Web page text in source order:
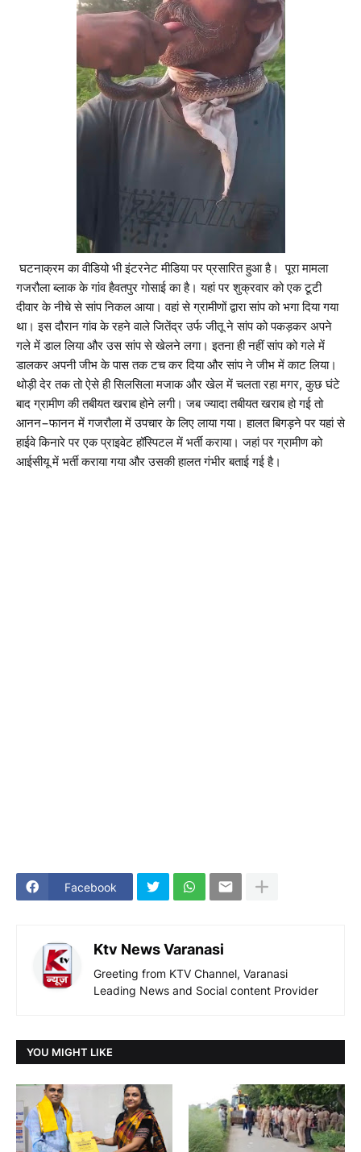
घटनाक्रम का वीडियो भी इंटरनेट मीडिया पर प्रसारित हुआ है। पूरा मामला
गजरौला ब्लाक के गांव हैवतपुर गोसाई का है। यहां पर शुक्रवार को एक टूटी
दीवार के नीचे से सांप निकल आया। वहां से ग्रामीणों द्वारा सांप को भगा दिया गया
था। इस दौरान गांव के रहने वाले जितेंद्र उर्फ जीतू ने सांप को पकड़कर अपने
गले में डाल लिया और उस सांप से खेलने लगा। इतना ही नहीं सांप को गले में
डालकर अपनी जीभ के पास तक टच कर दिया और सांप ने जीभ में काट लिया।
थोड़ी देर तक तो ऐसे ही सिलसिला मजाक और खेल में चलता रहा मगर, कुछ घंटे
बाद ग्रामीण की तबीयत खराब होने लगी। जब ज्यादा तबीयत खराब हो गई तो
आनन−फानन में गजरौला में उपचार के लिए लाया गया। हालत बिगड़ने पर यहां से
हाईवे किनारे पर एक प्राइवेट हॉस्पिटल में भर्ती कराया। जहां पर ग्रामीण को
आईसीयू में भर्ती कराया गया और उसकी हालत गंभीर बताई गई है।
Facebook
Ktv News Varanasi
Greeting from KTV Channel, Varanasi
Leading News and Social content Provider
YOU MIGHT LIKE